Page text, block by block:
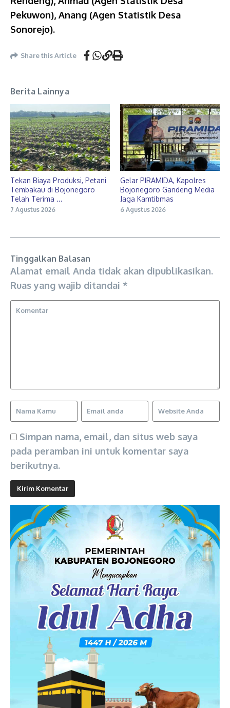
Pekuwon), Anang (Agen Statistik Desa
Sonorejo).
Share this Article
Berita Lainnya
Tekan Biaya Produksi, Petani
Tembakau di Bojonegoro
Telah Terima ...
7 Agustus 2026
Gelar PIRAMIDA, Kapolres
Bojonegoro Gandeng Media
Jaga Kamtibmas
6 Agustus 2026
Tinggalkan Balasan
Alamat email Anda tidak akan dipublikasikan.
Ruas yang wajib ditandai *
Simpan nama, email, dan situs web saya
pada peramban ini untuk komentar saya
berikutnya.